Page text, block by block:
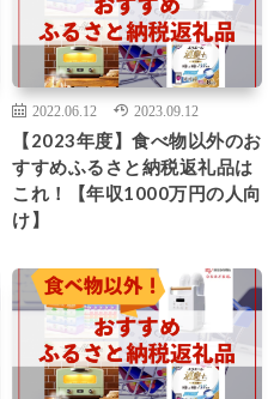
2022.06.12 2023.09.12
【2023年度】食べ物以外のお
すすめふるさと納税返礼品は
これ！【年収1000万円の人向
け】